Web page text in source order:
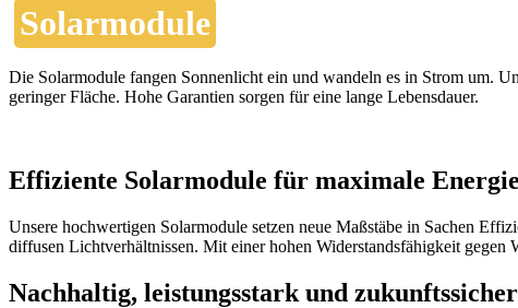
Solarmodule
Die Solarmodule fangen Sonnenlicht ein und wandeln es in Strom um.
geringer Fläche. Hohe Garantien sorgen für eine lange Lebensdauer.
Effiziente Solarmodule für maximale
Unsere hochwertigen Solarmodule setzen neue Maßstäbe in Sachen
diffusen Lichtverhältnissen. Mit einer hohen Widerstandsfähigkeit
Nachhaltig, leistungsstark und zukunftssicher